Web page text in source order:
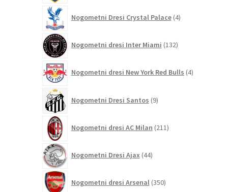
Nogometni Dresi Crystal Palace 4izdelki
Nogometni dresi Inter Miami 132izdelkov
Nogometni dresi New York Red Bulls 4izdelki
Nogometni Dresi Santos 9izdelkov
Nogometni dresi AC Milan 211izdelkov
Nogometni Dresi Ajax 44izdelkov
Nogometni dresi Arsenal 350izdelkov